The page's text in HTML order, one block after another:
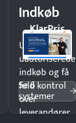
Indkøb
KlarPris
Undgå
uautoriserede
indkøb og få
fuld kontrol
over
leverandører
Se 6
systemer